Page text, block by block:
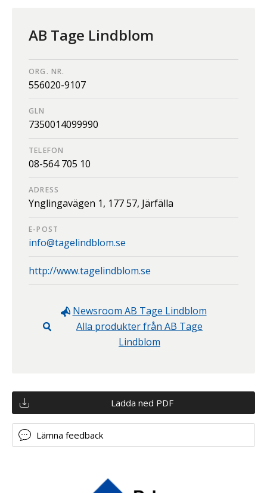
AB Tage Lindblom
ORG. NR.
556020-9107
GLN
7350014099990
TELEFON
08-564 705 10
ADRESS
Ynglingavägen 1, 177 57, Järfälla
E-POST
info@tagelindblom.se
http://www.tagelindblom.se
Newsroom AB Tage Lindblom
Alla produkter från AB Tage
Lindblom
Ladda ned PDF
Lämna feedback